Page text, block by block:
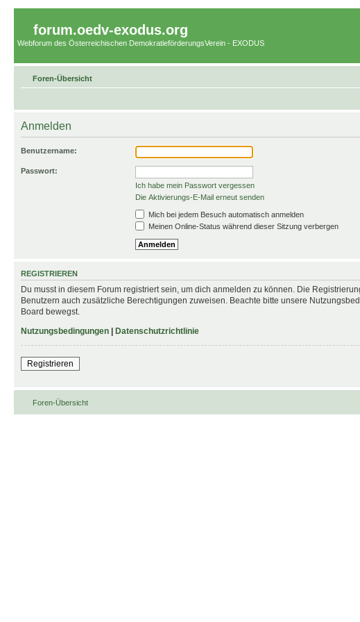
forum.oedv-exodus.org
Webforum des Österreichischen DemokratieförderungsVerein - EXODUS
Foren-Übersicht
Anmelden
Benutzername:
Passwort:
Ich habe mein Passwort vergessen
Die Aktivierungs-E-Mail erneut senden
Mich bei jedem Besuch automatisch anmelden
Meinen Online-Status während dieser Sitzung verbergen
REGISTRIEREN
Du musst in diesem Forum registriert sein, um dich anmelden zu können. Die
Benutzern auch zusätzliche Berechtigungen zuweisen. Beachte bitte unsere
Board bewegst.
Nutzungsbedingungen
Datenschutzrichtlinie
Registrieren
Foren-Übersicht